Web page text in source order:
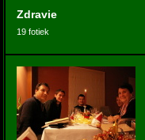
Zdravie
19 fotiek